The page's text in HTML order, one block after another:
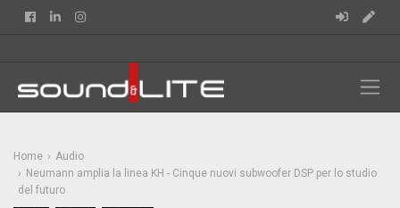
FacebookLinkedin
Home
Audio
Neumann amplia la linea KH - Cinque nuovi subwoofer DSP per lo studio
del futuro